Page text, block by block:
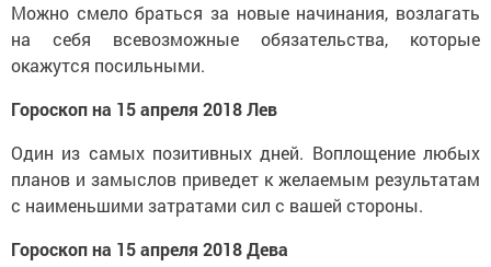
Можно смело браться за новые начинания, возлагать
на себя всевозможные обязательства, которые
окажутся посильными.
Гороскоп на 15 апреля 2018 Лев
Один из самых позитивных дней. Воплощение любых
планов и замыслов приведет к желаемым результатам
с наименьшими затратами сил с вашей стороны.
Гороскоп на 15 апреля 2018 Дева